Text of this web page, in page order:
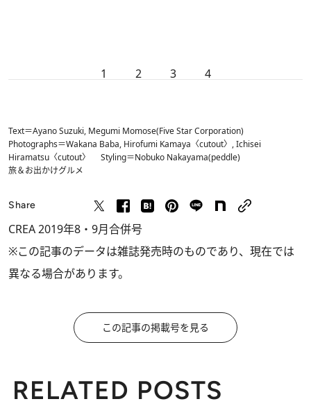
1 2 3 4
Text＝Ayano Suzuki, Megumi Momose(Five Star Corporation)
Photographs＝Wakana Baba, Hirofumi Kamaya〈cutout〉, Ichisei
Hiramatsu〈cutout〉 Styling＝Nobuko Nakayama(peddle)
旅＆お出かけグルメ
Share
CREA 2019年8・9月合併号
※この記事のデータは雑誌発売時のものであり、現在では
異なる場合があります。
この記事の掲載号を見る
RELATED POSTS